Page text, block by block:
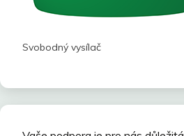
Svobodný vysílač